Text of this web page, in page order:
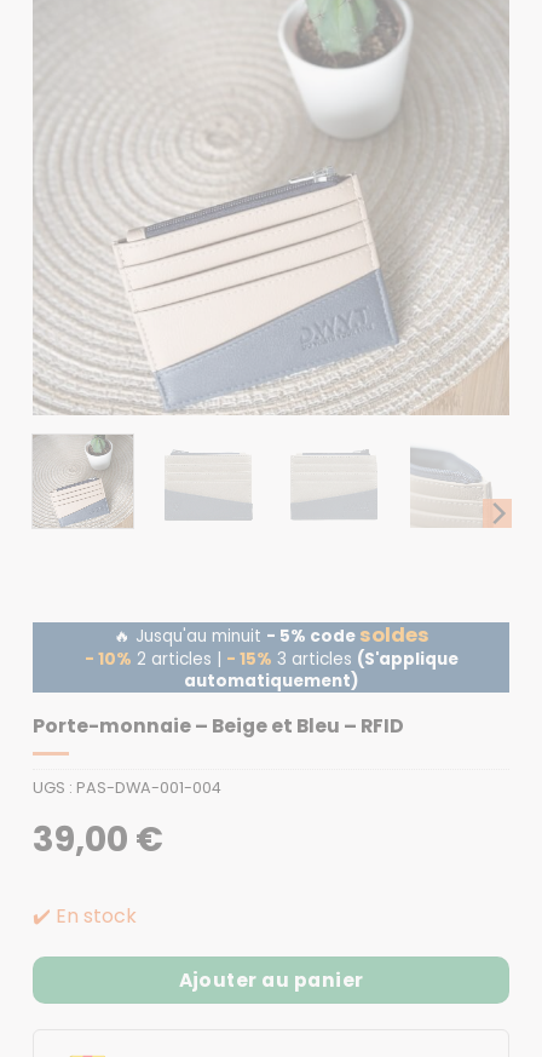
🔥 Jusqu'au minuit - 5% code soldes
- 10% 2 articles | - 15% 3 articles (S'applique
automatiquement)
Porte-monnaie – Beige et Bleu – RFID
UGS : PAS-DWA-001-004
39,00 €
✔️ En stock
Ajouter au panier